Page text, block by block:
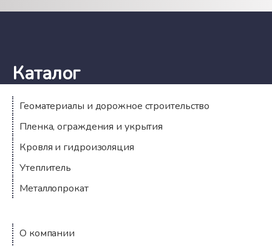
Каталог
Геоматериалы и дорожное строительство
Пленка, ограждения и укрытия
Кровля и гидроизоляция
Утеплитель
Металлопрокат
Компания
О компании